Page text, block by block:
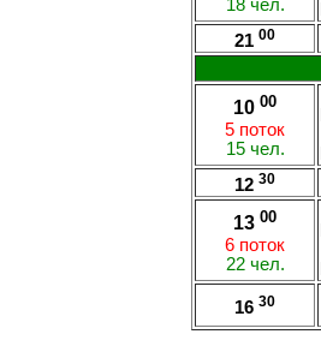
18 чел.
21 00
10 00
5 поток
15 чел.
12 30
13 00
6 поток
22 чел.
16 30